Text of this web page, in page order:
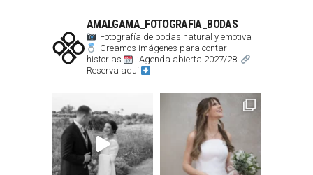
AMALGAMA_FOTOGRAFIA_BODAS
Fotografía de bodas natural y emotiva
Creamos imágenes para contar
historias
¡Agenda abierta 2027/28!
Reserva aquí